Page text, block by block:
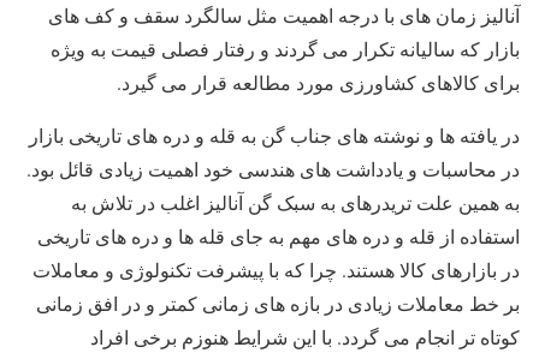
آنالیز زمان های با درجه اهمیت مثل سالگرد سقف و کف های
بازار که سالیانه تکرار می گردند و رفتار فصلی قیمت به ویژه
برای کالاهای کشاورزی مورد مطالعه قرار می گیرد.
در یافته ها و نوشته های جناب گن به قله و دره های تاریخی بازار
در محاسبات و یادداشت های هندسی خود اهمیت زیادی قائل بود.
به همین علت تریدرهای به سبک گن آنالیز اغلب در تلاش به
استفاده از قله و دره های مهم به جای قله ها و دره های تاریخی
در بازارهای کالا هستند. چرا که با پیشرفت تکنولوژی و معاملات
بر خط معاملات زیادی در بازه های زمانی کمتر و در افق زمانی
کوتاه تر انجام می گردد. با این شرایط هنوزم برخی افراد